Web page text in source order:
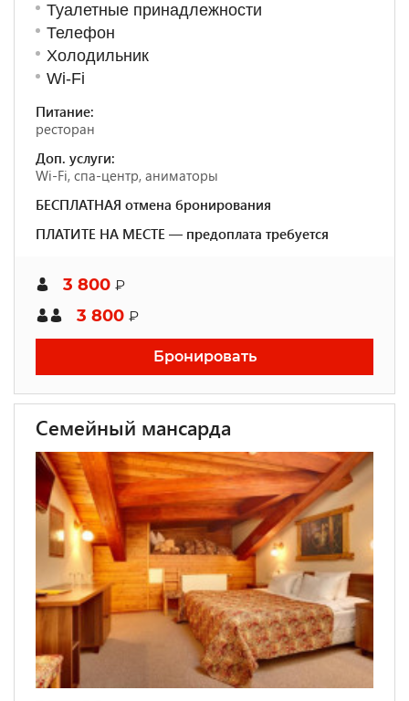
Туалетные принадлежности
Телефон
Холодильник
Wi-Fi
Питание:
ресторан
Доп. услуги:
Wi-Fi, спа-центр, аниматоры
БЕСПЛАТНАЯ отмена бронирования
ПЛАТИТЕ НА МЕСТЕ — предоплата требуется
3 800 ₽
3 800 ₽
Бронировать
Семейный мансарда